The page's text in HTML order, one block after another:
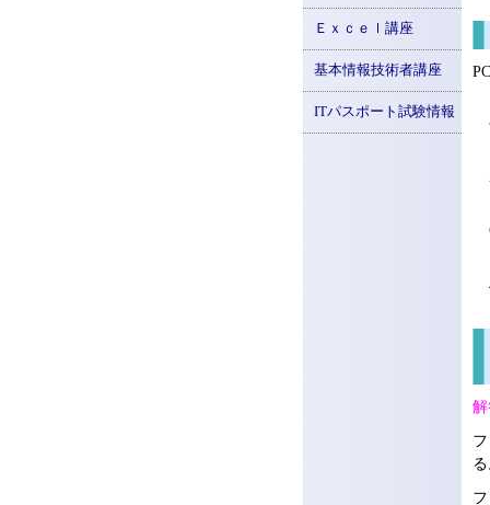
Ｅｘｃｅｌ講座
基本情報技術者講座
ITパスポート試験情報